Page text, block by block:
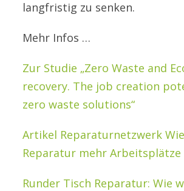
langfristig zu senken.
Mehr Infos …
Zur Studie „Zero Waste and
recovery. The job creation
zero waste solutions“
Artikel Reparaturnetzwerk
Reparatur mehr Arbeitsplätze
Runder Tisch Reparatur: Wie